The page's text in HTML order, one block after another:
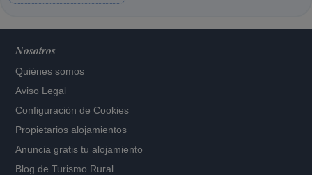
Nosotros
Quiénes somos
Aviso Legal
Configuración de Cookies
Propietarios alojamientos
Anuncia gratis tu alojamiento
Blog de Turismo Rural